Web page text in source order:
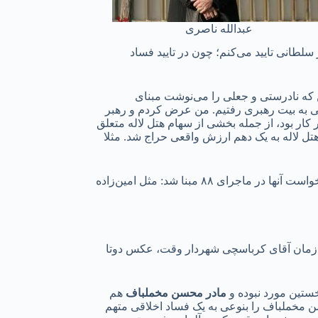
عبدالله ناصری
تایید می‌کنم؛ چون در تایید فساد
که نادرستی و جعلی را می‌نوشت مبنای
به بیت رهبری رفتیم. من عرض کردم و رهبر
بود، از جمله ‌بخشی از سهام هتل لاله متعلق
لاله به یک دهم ارزش واقعی حراج شد. مثلا
ناصری به موارد دیگری نیز اشاره می‌کند: مهم‌تر از این نوع اخبار، دروغِ مالی کیهان درمورد بزرگان جبهه اصلاحات بود که در بازجویی و کیفرخواست آنها در ماجرای ۸۸ مبنا شد: مثل امین‌زاده
زمان آقای کرباسچی شهردار وقت، عکس دوتا
مورد نبوده و مادر محسن مخملباف هم
را بنوعی به یک فساد اخلاقی متهم